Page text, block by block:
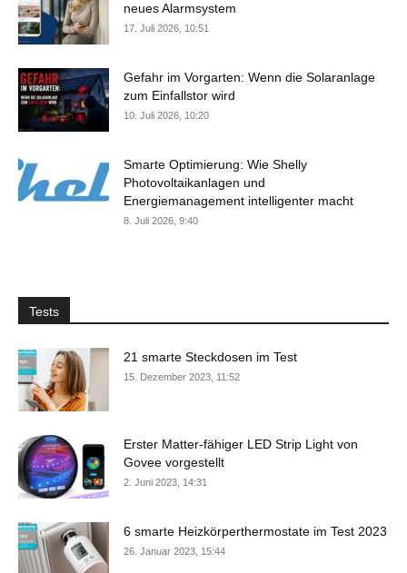
neues Alarmsystem
17. Juli 2026, 10:51
Gefahr im Vorgarten: Wenn die Solaranlage
zum Einfallstor wird
10. Juli 2026, 10:20
Smarte Optimierung: Wie Shelly
Photovoltaikanlagen und
Energiemanagement intelligenter macht
8. Juli 2026, 9:40
Tests
21 smarte Steckdosen im Test
15. Dezember 2023, 11:52
Erster Matter-fähiger LED Strip Light von
Govee vorgestellt
2. Juni 2023, 14:31
6 smarte Heizkörperthermostate im Test 2023
26. Januar 2023, 15:44